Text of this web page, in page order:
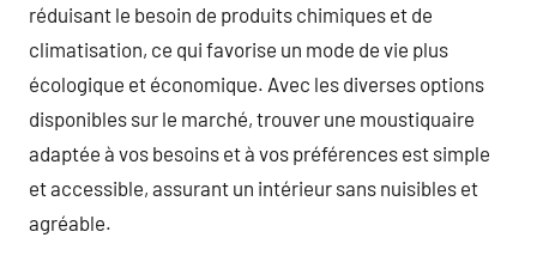
réduisant le besoin de produits chimiques et de
climatisation, ce qui favorise un mode de vie plus
écologique et économique. Avec les diverses options
disponibles sur le marché, trouver une moustiquaire
adaptée à vos besoins et à vos préférences est simple
et accessible, assurant un intérieur sans nuisibles et
agréable.